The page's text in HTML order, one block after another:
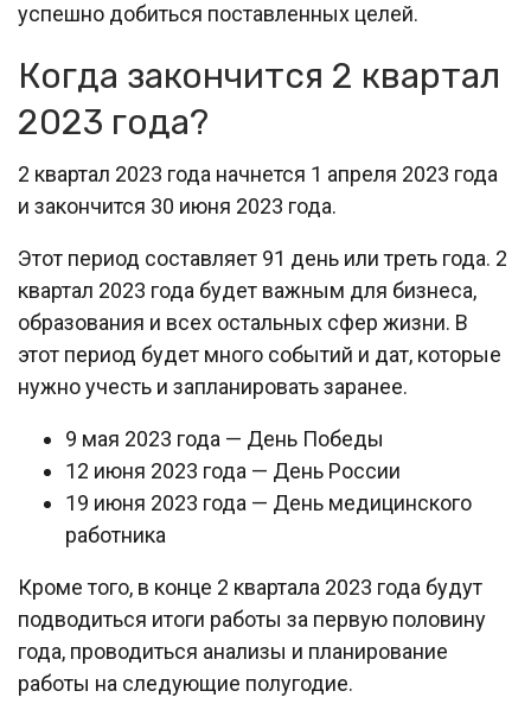
успешно добиться поставленных целей.
Когда закончится 2 квартал
2023 года?
2 квартал 2023 года начнется 1 апреля 2023 года
и закончится 30 июня 2023 года.
Этот период составляет 91 день или треть года. 2
квартал 2023 года будет важным для бизнеса,
образования и всех остальных сфер жизни. В
этот период будет много событий и дат, которые
нужно учесть и запланировать заранее.
9 мая 2023 года — День Победы
12 июня 2023 года — День России
19 июня 2023 года — День медицинского
работника
Кроме того, в конце 2 квартала 2023 года будут
подводиться итоги работы за первую половину
года, проводиться анализы и планирование
работы на следующие полугодие.